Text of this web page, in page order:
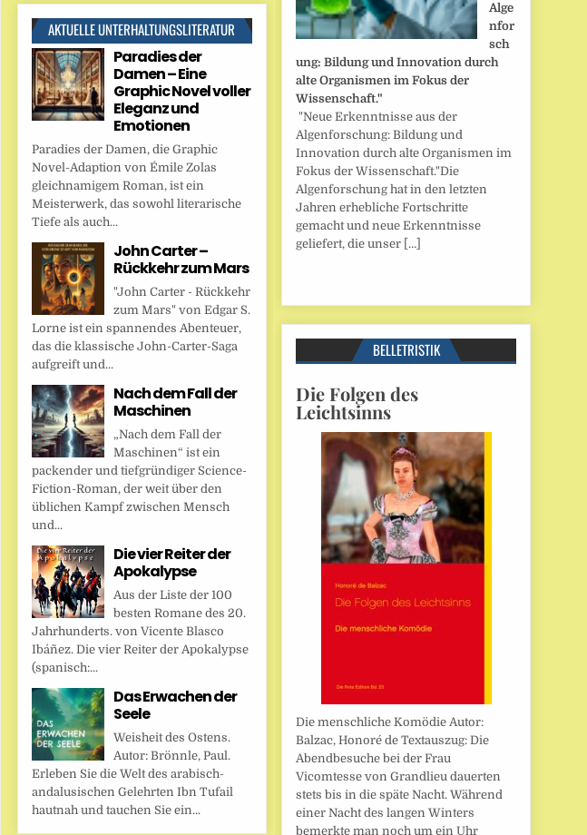
AKTUELLE UNTERHALTUNGSLITERATUR
Paradies der
Damen – Eine
Graphic Novel voller
Eleganz und
Emotionen
Paradies der Damen, die Graphic
Novel-Adaption von Émile Zolas
gleichnamigem Roman, ist ein
Meisterwerk, das sowohl literarische
Tiefe als auch...
John Carter –
Rückkehr zum Mars
"John Carter - Rückkehr
zum Mars" von Edgar S.
Lorne ist ein spannendes Abenteuer,
das die klassische John-Carter-Saga
aufgreift und...
Nach dem Fall der
Maschinen
„Nach dem Fall der
Maschinen“ ist ein
packender und tiefgründiger Science-
Fiction-Roman, der weit über den
üblichen Kampf zwischen Mensch
und...
Die vier Reiter der
Apokalypse
Aus der Liste der 100
besten Romane des 20.
Jahrhunderts. von Vicente Blasco
Ibáñez. Die vier Reiter der Apokalypse
(spanisch:...
Das Erwachen der
Seele
Weisheit des Ostens.
Autor: Brönnle, Paul.
Erleben Sie die Welt des arabisch-
andalusischen Gelehrten Ibn Tufail
hautnah und tauchen Sie ein...
Alge
nfor
sch
ung: Bildung und Innovation durch
alte Organismen im Fokus der
Wissenschaft."
"Neue Erkenntnisse aus der
Algenforschung: Bildung und
Innovation durch alte Organismen im
Fokus der Wissenschaft."Die
Algenforschung hat in den letzten
Jahren erhebliche Fortschritte
gemacht und neue Erkenntnisse
geliefert, die unser […]
BELLETRISTIK
Die Folgen des
Leichtsinns
Die menschliche Komödie Autor:
Balzac, Honoré de Textauszug: Die
Abendbesuche bei der Frau
Vicomtesse von Grandlieu dauerten
stets bis in die späte Nacht. Während
einer Nacht des langen Winters
bemerkte man noch um ein Uhr